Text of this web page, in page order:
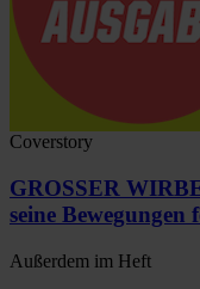
Coverstory
GROSSER
seine Bewegungen
Außerdem im Heft